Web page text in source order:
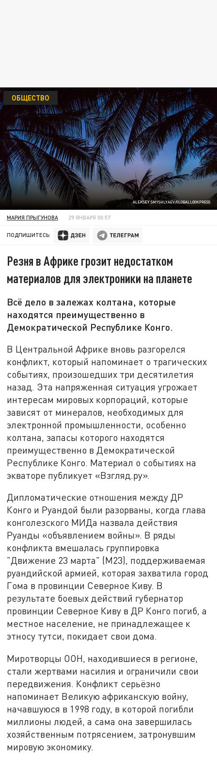
ALEKSEY SMYSHLYAEV/GLOBALLOOKPRESS
ОБЩЕСТВО
МАРИЯ ПРЫГУНОВА 29 ЯНВАРЯ 00:57
ПОДПИШИТЕСЬ:
Резня в Африке грозит недостатком
материалов для электроники на планете
Всё дело в залежах колтана, которые
находятся преимущественно в
Демократической Республике Конго.
В Центральной Африке вновь разгорелся
конфликт, который напоминает о трагических
событиях, произошедших три десятилетия
назад. Эта напряженная ситуация угрожает
интересам мировых корпораций, которые
зависят от минералов, необходимых для
электронной промышленности, особенно
колтана, запасы которого находятся
преимущественно в Демократической
Республике Конго. Материал о событиях на
экваторе публикует «Взгляд.ру».
Дипломатические отношения между ДР
Конго и Руандой были разорваны, когда глава
конголезского МИДа назвала действия
Руанды «объявлением войны». В ряды
конфликта вмешалась группировка
"Движение 23 марта" (М23), поддерживаемая
руандийской армией, которая захватила город
Гома в провинции Северное Киву. В
результате боевых действий губернатор
провинции Северное Киву в ДР Конго погиб, а
местное население, не принадлежащее к
этносу тутси, покидает свои дома.
Миротворцы ООН, находившиеся в регионе,
стали жертвами насилия и ограничили свои
передвижения. Конфликт серьёзно
напоминает Великую африканскую войну,
начавшуюся в 1998 году, в которой погибли
миллионы людей, а сама она завершилась
хозяйственным потрясением, затронувшим
мировую экономику.